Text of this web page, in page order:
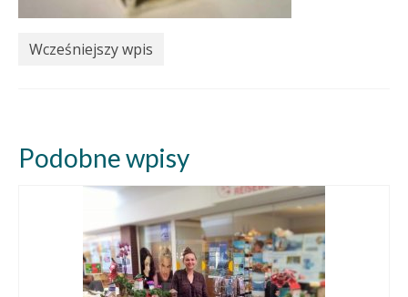
Wcześniejszy wpis
Podobne wpisy